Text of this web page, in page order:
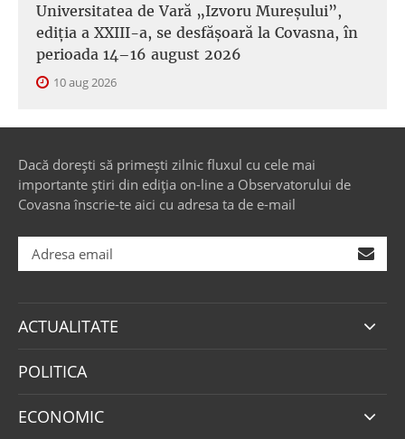
Universitatea de Vară „Izvoru Mureșului”,
ediția a XXIII-a, se desfășoară la Covasna, în
perioada 14–16 august 2026
10 aug 2026
Dacă dorești să primești zilnic fluxul cu cele mai
importante știri din ediția on-line a Observatorului de
Covasna înscrie-te aici cu adresa ta de e-mail
ACTUALITATE
POLITICA
ECONOMIC